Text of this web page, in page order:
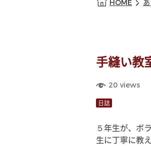
HOME
手縫い教
20 views
日誌
５年生が、ボ
生に丁寧に教